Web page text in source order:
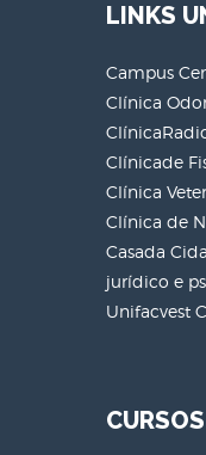
LINKS
Campus
Clínica
Clínicade
Clínica
Clínica de
Casada
jurídico e
Unifacvest